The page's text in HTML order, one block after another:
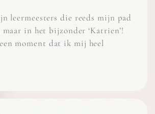
leermeesters die reeds mijn pad
in het bijzonder ‘Katrien’!
moment dat ik mij heel